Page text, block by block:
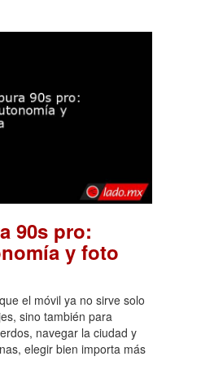
90s pro:
y foto
el móvil ya no sirve solo
sino también para
navegar la ciudad y
elegir bien importa más